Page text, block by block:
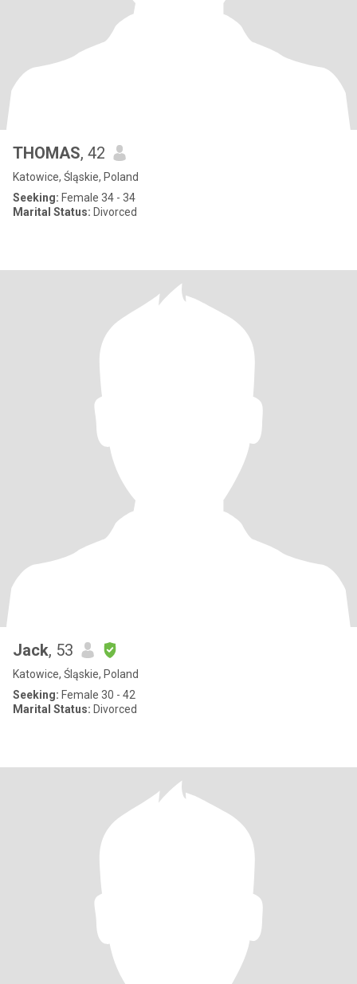
THOMAS, 42
Katowice, Śląskie, Poland
Seeking: Female 34 - 34
Marital Status: Divorced
Jack, 53
Katowice, Śląskie, Poland
Seeking: Female 30 - 42
Marital Status: Divorced